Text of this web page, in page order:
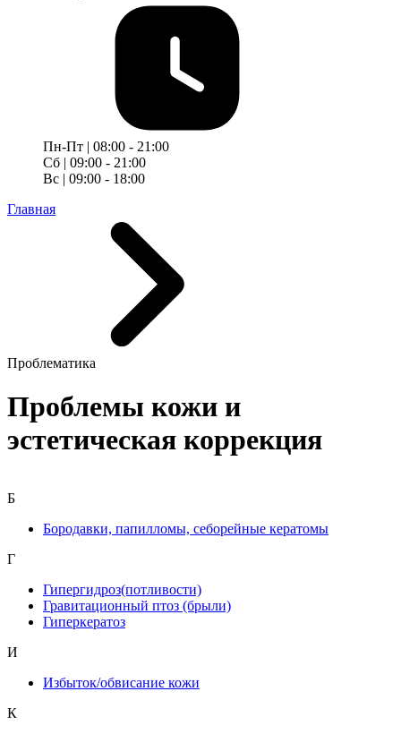
Пн-Пт | 08:00 - 21:00
Сб | 09:00 - 21:00
Вс | 09:00 - 18:00
Главная
Проблематика
Проблемы кожи и
эстетическая коррекция
Б
Бородавки, папилломы, себорейные кератомы
Г
Гипергидроз(потливости)
Гравитационный птоз (брыли)
Гиперкератоз
И
Избыток/обвисание кожи
К